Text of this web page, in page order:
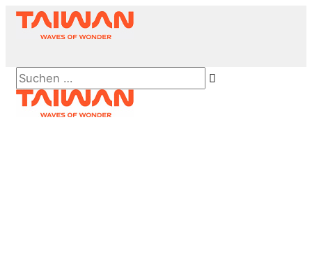
Zum
Inhalt
Above
Header
Suchen …